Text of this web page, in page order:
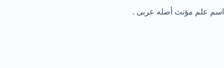
اسم علم مؤنث أصله عربى .